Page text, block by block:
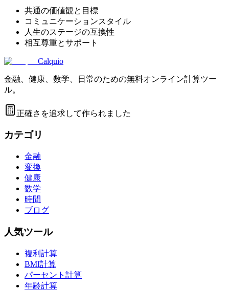
共通の価値観と目標
コミュニケーションスタイル
人生のステージの互換性
相互尊重とサポート
Calquio
金融、健康、数学、日常のための無料オンライン計算ツー
ル。
正確さを追求して作られました
カテゴリ
金融
変換
健康
数学
時間
ブログ
人気ツール
複利計算
BMI計算
パーセント計算
年齢計算